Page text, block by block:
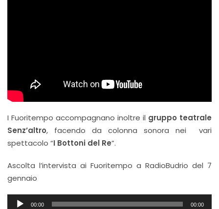
I Fuoritempo accompagnano inoltre il gruppo teatrale
Senz’altro, facendo da colonna sonora nei vari
spettacolo “I Bottoni del Re”.
Ascolta l’intervista ai Fuoritempo a RadioBudrio del 7
gennaio
Audio
00:00 00:00